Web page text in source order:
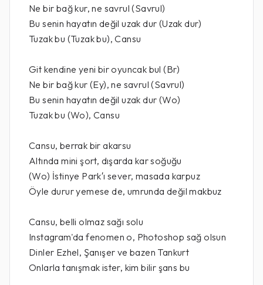
Ne bir bağ kur, ne savrul (Savrul)
Bu senin hayatın değil uzak dur (Uzak dur)
Tuzak bu (Tuzak bu), Cansu
Git kendine yeni bir oyuncak bul (Br)
Ne bir bağ kur (Ey), ne savrul (Savrul)
Bu senin hayatın değil uzak dur (Wo)
Tuzak bu (Wo), Cansu
Cansu, berrak bir akarsu
Altında mini şort, dışarda kar soğuğu
(Wo) İstinye Park′ı sever, masada karpuz
Öyle durur yemese de, umrunda değil makbuz
Cansu, belli olmaz sağı solu
Instagram'da fenomen o, Photoshop sağ olsun
Dinler Ezhel, Şanışer ve bazen Tankurt
Onlarla tanışmak ister, kim bilir şans bu